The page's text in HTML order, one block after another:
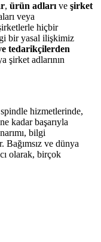
, ürün adları ve şirket
veya
hiçbir
bir yasal ilişkimiz
tedarikçilerden
şirket adlarının
hizmetlerinde,
kadar başarıyla
bilgi
ve dünya
olarak, birçok